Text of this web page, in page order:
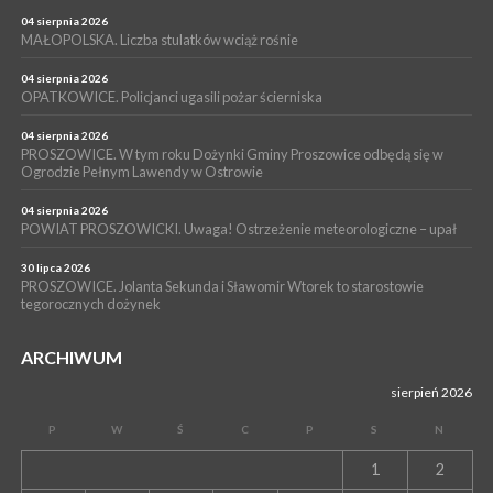
Czwartki w Bibliotece”
14 lipca 2026
PROSZOWICE. 26 lipca odbędzie się XII Marsz Rzeczpospolitej
WYDARZENIA
13 lipca 2026
Szpitalu im. Ojca Rafała z Proszowic już działa
04 sierpnia 2026
MAŁOPOLSKA. Liczba stulatków wciąż rośnie
04 sierpnia 2026
OPATKOWICE. Policjanci ugasili pożar ścierniska
04 sierpnia 2026
PROSZOWICE. W tym roku Dożynki Gminy Proszowice odbędą się w
Ogrodzie Pełnym Lawendy w Ostrowie
04 sierpnia 2026
POWIAT PROSZOWICKI. Uwaga! Ostrzeżenie meteorologiczne – upał
30 lipca 2026
PROSZOWICE. Jolanta Sekunda i Sławomir Wtorek to starostowie
tegorocznych dożynek
ARCHIWUM
sierpień 2026
P W Ś C P S N
1 2